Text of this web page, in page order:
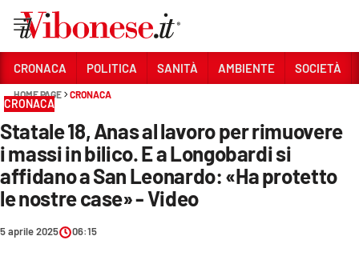
Sezioni
CRONACA
POLITICA
SANITÀ
AMBIENTE
CRONACA POLITICA SANITÀ AMBIENTE SOCIETÀ
HOME PAGE CRONACA
CRONACA
Statale 18, Anas al lavoro per rimuovere
i massi in bilico. E a Longobardi si
affidano a San Leonardo: «Ha protetto
le nostre case» - Video
5 aprile 2025 06:15